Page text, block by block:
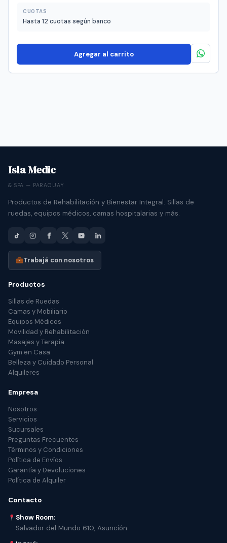
original
₲ 120.000.
actual
₲ 116.400.
CUOTAS
Hasta 12 cuotas según banco
Agregar al carrito
Isla Medic
& SPA — PARAGUAY
Productos de Rehabilitación y Bienestar Integral. Sillas de
ruedas, equipos médicos, camas hospitalarias y más.
Trabajá con nosotros
Productos
Sillas de Ruedas
Camas y Mobiliario
Equipos Médicos
Movilidad y Rehabilitación
Masajes y Terapia
Gym en Casa
Belleza y Cuidado Personal
Alquileres
Empresa
Nosotros
Servicios
Sucursales
Preguntas Frecuentes
Términos y Condiciones
Política de Envíos
Garantía y Devoluciones
Política de Alquiler
Contacto
Show Room:
Salvador del Mundo 610, Asunción